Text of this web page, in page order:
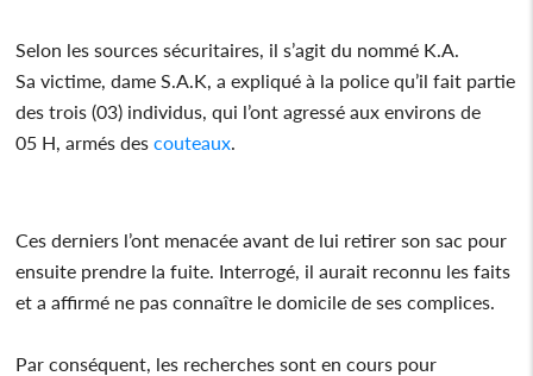
Selon les sources sécuritaires, il s’agit du nommé K.A.
Sa victime, dame S.A.K, a expliqué à la police qu’il fait partie
des trois (03) individus, qui l’ont agressé aux environs de
05 H, armés descouteaux
Ces derniers l’ont menacée avant de lui retirer son sac pour
ensuite prendre la fuite. Interrogé, il aurait reconnu les faits
et a affirmé ne pas connaître le domicile de ses complices.
Par conséquent, les recherches sont en cours pour